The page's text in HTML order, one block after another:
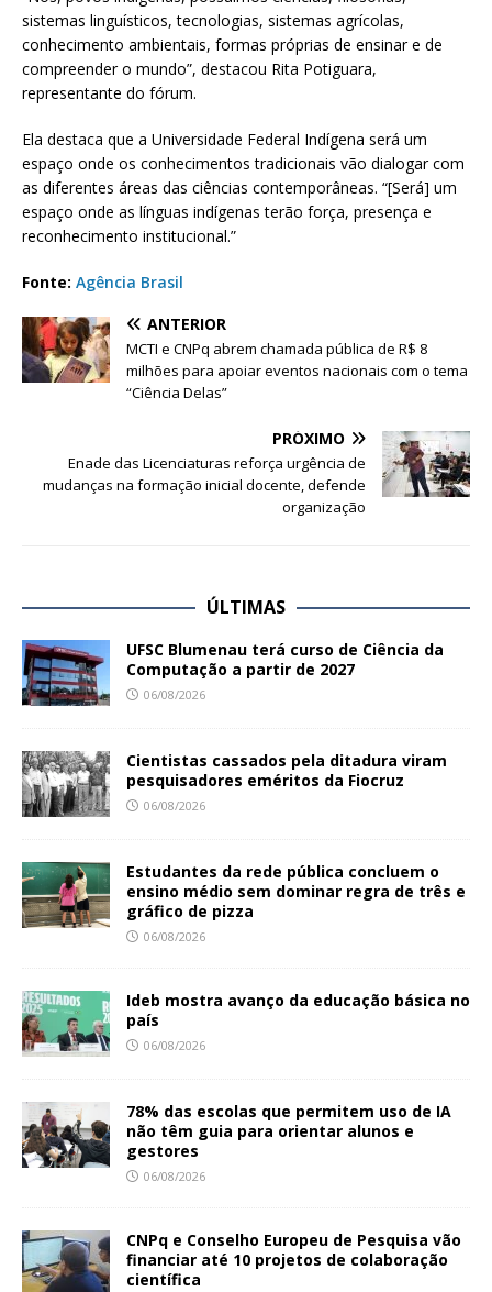
sistemas linguísticos, tecnologias, sistemas agrícolas,
conhecimento ambientais, formas próprias de ensinar e de
compreender o mundo”, destacou Rita Potiguara,
representante do fórum.
Ela destaca que a Universidade Federal Indígena será um
espaço onde os conhecimentos tradicionais vão dialogar com
as diferentes áreas das ciências contemporâneas. “[Será] um
espaço onde as línguas indígenas terão força, presença e
reconhecimento institucional.”
Fonte: Agência Brasil
ANTERIOR
MCTI e CNPq abrem chamada pública de R$ 8
milhões para apoiar eventos nacionais com o tema
“Ciência Delas”
PRÓXIMO
Enade das Licenciaturas reforça urgência de
mudanças na formação inicial docente, defende
organização
ÚLTIMAS
UFSC Blumenau terá curso de Ciência da
Computação a partir de 2027
06/08/2026
Cientistas cassados pela ditadura viram
pesquisadores eméritos da Fiocruz
06/08/2026
Estudantes da rede pública concluem o
ensino médio sem dominar regra de três e
gráfico de pizza
06/08/2026
Ideb mostra avanço da educação básica no
país
06/08/2026
78% das escolas que permitem uso de IA
não têm guia para orientar alunos e
gestores
06/08/2026
CNPq e Conselho Europeu de Pesquisa vão
financiar até 10 projetos de colaboração
científica